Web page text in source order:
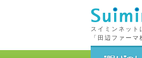
スイミンネット
「田辺ファー